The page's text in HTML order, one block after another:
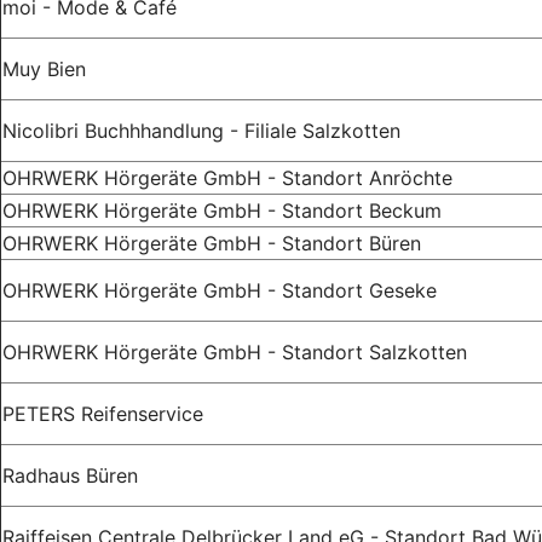
moi - Mode & Café
Muy Bien
Nicolibri Buchhhandlung - Filiale Salzkotten
OHRWERK Hörgeräte GmbH - Standort Anröchte
OHRWERK Hörgeräte GmbH - Standort Beckum
OHRWERK Hörgeräte GmbH - Standort Büren
OHRWERK Hörgeräte GmbH - Standort Geseke
OHRWERK Hörgeräte GmbH - Standort Salzkotten
PETERS Reifenservice
Radhaus Büren
Raiffeisen Centrale Delbrücker Land eG - Standort Bad